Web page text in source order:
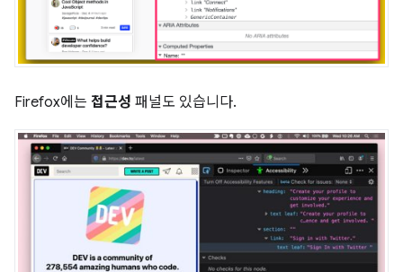
Firefox에는 접근성 패널도 있습니다.